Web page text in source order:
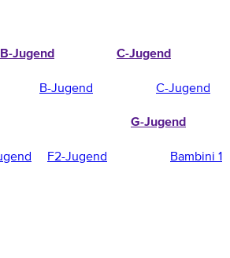
B-Jugend
B-Jugend
C-Jugend
C-Jugend
F2-Jugend
G-Jugend
Bambini 1